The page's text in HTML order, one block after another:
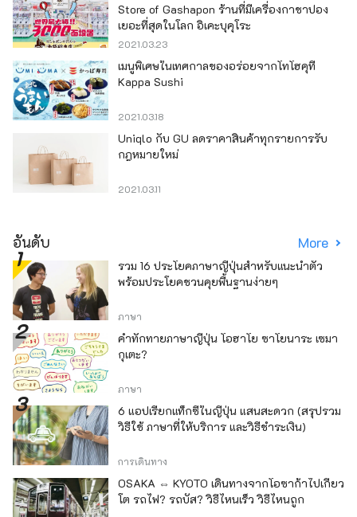
Store of Gashapon ร้านที่มีเครื่องกาชาปอง
เยอะที่สุดในโลก อิเคะบุคุโระ
2021.03.23
เมนูพิเศษในเทศกาลของอร่อยจากโทโฮคุที่
Kappa Sushi
2021.03.18
Uniqlo กับ GU ลดราคาสินค้าทุกรายการรับ
กฎหมายใหม่
2021.03.11
อันดับ More
รวม 16 ประโยคภาษาญี่ปุ่นสำหรับแนะนำตัว
พร้อมประโยคชวนคุยพื้นฐานง่ายๆ
ภาษา
คำทักทายภาษาญี่ปุ่น โอฮาโย ซาโยนาระ เซมา
กุเตะ?
ภาษา
6 แอปเรียกแท็กซี่ในญี่ปุ่น แสนสะดวก (สรุปรวม
วิธีใช้ ภาษาที่ให้บริการ และวิธีชำระเงิน)
การเดินทาง
OSAKA ⇔ KYOTO เดินทางจากโอซาก้าไปเกียว
โต รถไฟ? รถบัส? วิธีไหนเร็ว วิธีไหนถูก